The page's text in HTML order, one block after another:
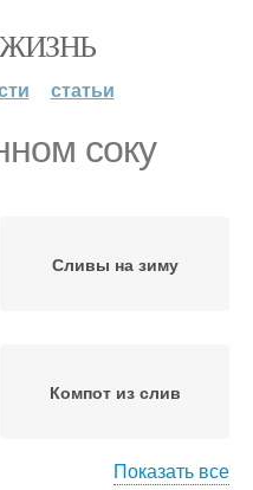
статьи
соку
Сливы на зиму
Компот из слив
Показать все